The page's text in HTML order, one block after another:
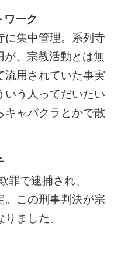
ワーク
に集中管理。系列寺
、宗教活動とは無
流用されていた事実
いう人ってだいたい
キャバクラとかで散
罪で逮捕され、
この刑事判決が宗
ました。